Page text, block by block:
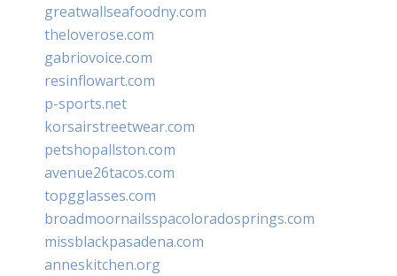
greatwallseafoodny.com
theloverose.com
gabriovoice.com
resinflowart.com
p-sports.net
korsairstreetwear.com
petshopallston.com
avenue26tacos.com
topgglasses.com
broadmoornailsspacoloradosprings.com
missblackpasadena.com
anneskitchen.org